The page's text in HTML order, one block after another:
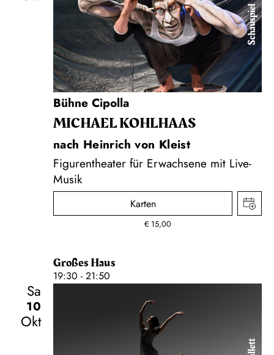
Schauspiel
Bühne Cipolla
MICHAEL KOHLHAAS
nach Heinrich von Kleist
Figurentheater für Erwachsene mit Live-
Musik
Karten
€ 15,00
Großes Haus
19:30 - 21:50
Sa
10
Okt